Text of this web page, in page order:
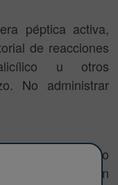
péptica activa,
de reacciones
u otros
No administrar
de úlcera o
así como en